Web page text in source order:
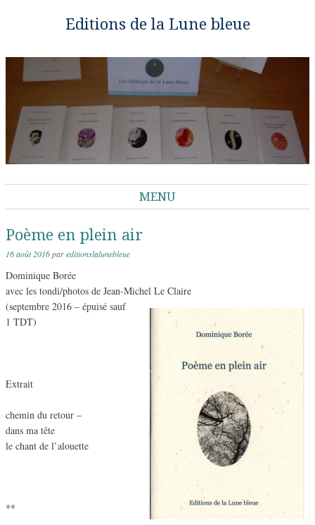
Editions de la Lune bleue
MENU
Poème en plein air
16 août 2016pareditionslalunebleue
Dominique Borée
avec les tondi/photos de Jean-Michel Le Claire
(septembre 2016 – épuisé sauf
1 TDT)
Extrait
chemin du retour –
dans ma tête
le chant de l’alouette
**